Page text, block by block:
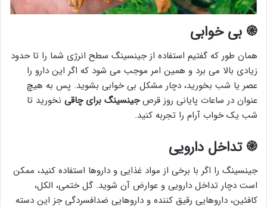
֎ بی خوابی
همان طور که گفتیم استفاده از جینسینگ سطح انرژی شما را تا حدود
زیادی بالا می برد و همین امر موجب می شود که اگر این دارو را
عصر یا شب بخورید، دچار مشکل بی خوابی بشوید. پس به هیچ
عنوان در ساعات پایانی روز قرصجینسینگ برای چاقی نخورید تا
شب یک خواب آرام را تجربه کنید.
֎تداخل دارویی
جینسینگ را اگر با برخی از مواد غذایی و داروها استفاده کنید، ممکن
است دچار تداخل دارویی و عوارض آن شوید. گل ختمی، الکل،
کافئین، داروهایی رقیق کننده و داروهایی ضدافسردگی جز این دسته